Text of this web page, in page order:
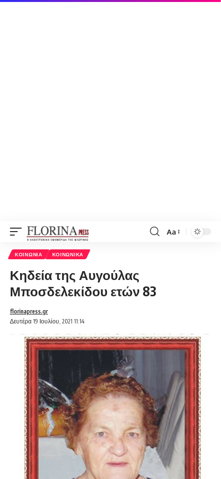
Font
Aa
ΚΟΙΝΩΝΊΑ ΚΟΙΝΩΝΙΚΆ
Κηδεία της Αυγούλας
Μποσδελεκίδου ετών 83
Δευτέρα 19 Ιουλίου, 2021 11:14
florinapress.gr